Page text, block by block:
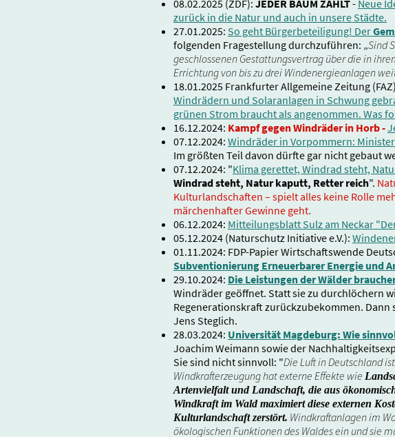
08.02.2025 (ZDF): JEDER BAUM ZÄHLT- Neue
zurück in die Natur und auch in unsere Städte.
27.01.2025: So geht Bürgerbeteiligung! Der
folgenden Fragestellung durchzuführen: „Sind
geschlossenen Gestattungsvertrag über die in
Errichtung von bis zu drei Windenergieanlagen
18.01.2025 Frankfurter Allgemeine Zeitung
Windrädern und Solaranlagen in Schwung
grünen Strom braucht als angenommen. Was
16.12.2024: Kampf gegen Windräder in Horb -
07.12.2024: Windräder in Vorpommern:
Im größten Teil davon dürfte gar nicht gebaut
07.12.2024: "Klima gerettet, Windrad steht,
Windrad steht, Natur kaputt, Retter reich".
Kulturlandschaften – spielt alles keine Rolle
märchenhafter Gewinne geht.
06.12.2024: Mitteilungsblatt Sulz am Neckar
05.12.2024 (Naturschutz Initiative e.V.):
01.11.2024: FDP-Papier Wirtschaftswende
Subventionierung Erneuerbarer Energie und
29.10.2024: Die Leistungen der Wälder
Windräder geöffnet. Statt sie zu durchlöchern
Regenerationskraft zurückzubekommen.
Jens Steglich.
28.03.2024: Universität Magdeburg: Wie
Joachim Weimann sowie der
Sie sind nicht sinnvoll: "Die Luft in Deutschland
Windkrafterzeugung hat externe Effekte wie
Artenvielfalt und Landschaft, die aus
Windkraft im Wald maximiert diese externen
Kulturlandschaft zerstört. Windkraftanlagen im
ökologischen Funktionen des Waldes ein und sie